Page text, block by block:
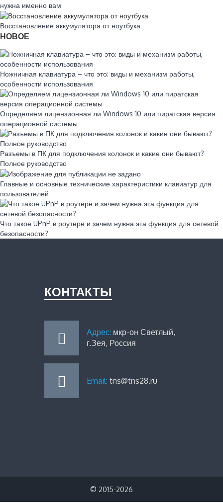
нужна именно вам
Восстановление аккумулятора от ноутбука
НОВОЕ
Ножничная клавиатура – что это: виды и механизм работы,
особенности использования
Определяем лицензионная ли Windows 10 или пиратская версия
операционной системы
Разъемы в ПК для подключения колонок и какие они бывают?
Полное руководство
Главные и основные технические характеристики клавиатур для
пользователей
Что такое UPnP в роутере и зачем нужна эта функция для сетевой
безопасности?
КОНТАКТЫ
Адрес: мкр-он Светлый,
г.Зея, Россия
Email: tns@tns28.ru
© 2015-2026